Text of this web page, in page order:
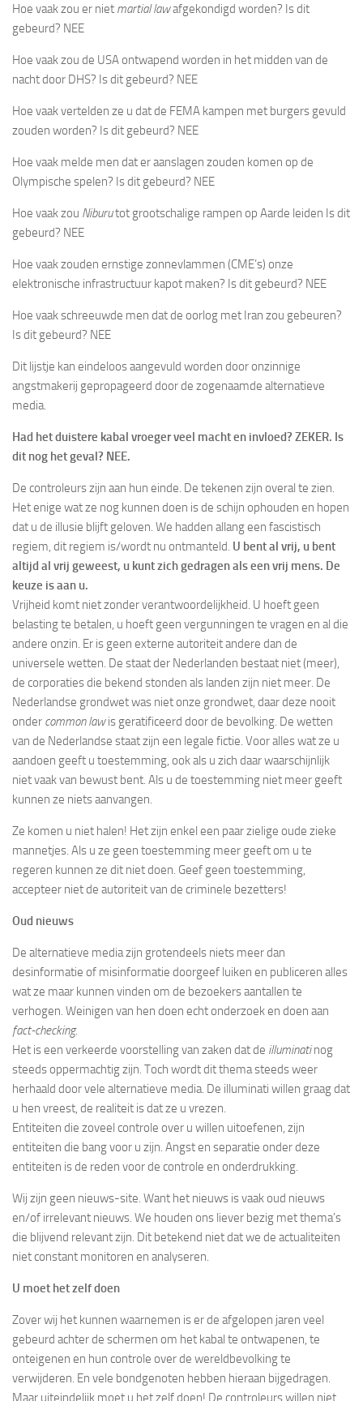
Hoe vaak zou er niet martial lawafgekondigd worden? Is dit
gebeurd? NEE
Hoe vaak zou de USA ontwapend worden in het midden van de
nacht door DHS? Is dit gebeurd? NEE
Hoe vaak vertelden ze u dat de FEMA kampen met burgers gevuld
zouden worden? Is dit gebeurd? NEE
Hoe vaak melde men dat er aanslagen zouden komen op de
Olympische spelen? Is dit gebeurd? NEE
Hoe vaak zou Niburutot grootschalige rampen op Aarde leiden Is dit
gebeurd? NEE
Hoe vaak zouden ernstige zonnevlammen (CME’s) onze
elektronische infrastructuur kapot maken? Is dit gebeurd? NEE
Hoe vaak schreeuwde men dat de oorlog met Iran zou gebeuren?
Is dit gebeurd? NEE
Dit lijstje kan eindeloos aangevuld worden door onzinnige
angstmakerij gepropageerd door de zogenaamde alternatieve
media.
Had het duistere kabal vroeger veel macht en invloed? ZEKER. Is
dit nog het geval? NEE.
De controleurs zijn aan hun einde. De tekenen zijn overal te zien.
Het enige wat ze nog kunnen doen is de schijn ophouden en hopen
dat u de illusie blijft geloven. We hadden allang een fascistisch
regiem, dit regiem is/wordt nu ontmanteld. U bent al vrij, u bent
altijd al vrij geweest, u kunt zich gedragen als een vrij mens. De
keuze is aan u.
Vrijheid komt niet zonder verantwoordelijkheid. U hoeft geen
belasting te betalen, u hoeft geen vergunningen te vragen en al die
andere onzin. Er is geen externe autoriteit andere dan de
universele wetten. De staat der Nederlanden bestaat niet (meer),
de corporaties die bekend stonden als landen zijn niet meer. De
Nederlandse grondwet was niet onze grondwet, daar deze nooit
onder common lawis geratificeerd door de bevolking. De wetten
van de Nederlandse staat zijn een legale fictie. Voor alles wat ze u
aandoen geeft u toestemming, ook als u zich daar waarschijnlijk
niet vaak van bewust bent. Als u de toestemming niet meer geeft
kunnen ze niets aanvangen.
Ze komen u niet halen! Het zijn enkel een paar zielige oude zieke
mannetjes. Als u ze geen toestemming meer geeft om u te
regeren kunnen ze dit niet doen. Geef geen toestemming,
accepteer niet de autoriteit van de criminele bezetters!
Oud nieuws
De alternatieve media zijn grotendeels niets meer dan
desinformatie of misinformatie doorgeef luiken en publiceren alles
wat ze maar kunnen vinden om de bezoekers aantallen te
verhogen. Weinigen van hen doen echt onderzoek en doen aan
fact-checking.
Het is een verkeerde voorstelling van zaken dat de illuminatinog
steeds oppermachtig zijn. Toch wordt dit thema steeds weer
herhaald door vele alternatieve media. De illuminati willen graag dat
u hen vreest, de realiteit is dat ze u vrezen.
Entiteiten die zoveel controle over u willen uitoefenen, zijn
entiteiten die bang voor u zijn. Angst en separatie onder deze
entiteiten is de reden voor de controle en onderdrukking.
Wij zijn geen nieuws-site. Want het nieuws is vaak oud nieuws
en/of irrelevant nieuws. We houden ons liever bezig met thema’s
die blijvend relevant zijn. Dit betekend niet dat we de actualiteiten
niet constant monitoren en analyseren.
U moet het zelf doen
Zover wij het kunnen waarnemen is er de afgelopen jaren veel
gebeurd achter de schermen om het kabal te ontwapenen, te
onteigenen en hun controle over de wereldbevolking te
verwijderen. En vele bondgenoten hebben hieraan bijgedragen.
Maar uiteindelijk moet u het zelf doen! De controleurs willen niet